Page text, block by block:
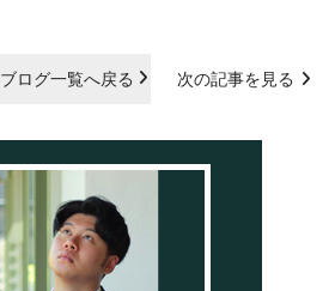
ブログ一覧へ戻る 次の記事を見る